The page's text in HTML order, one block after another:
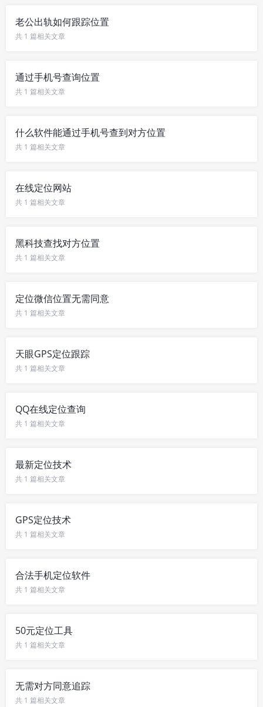
老公出轨如何跟踪位置
共 1 篇相关文章
通过手机号查询位置
共 1 篇相关文章
什么软件能通过手机号查到对方位置
共 1 篇相关文章
在线定位网站
共 1 篇相关文章
黑科技查找对方位置
共 1 篇相关文章
定位微信位置无需同意
共 1 篇相关文章
天眼GPS定位跟踪
共 1 篇相关文章
QQ在线定位查询
共 1 篇相关文章
最新定位技术
共 1 篇相关文章
GPS定位技术
共 1 篇相关文章
合法手机定位软件
共 1 篇相关文章
50元定位工具
共 1 篇相关文章
无需对方同意追踪
共 1 篇相关文章